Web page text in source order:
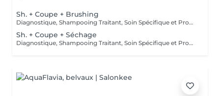
Sh. + Coupe + Brushing
Diagnostique, Shampooing Traitant, Soin Spécifique et Produits Coiffants inclus
Sh. + Coupe + Séchage
Diagnostique, Shampooing Traitant, Soin Spécifique et Produits Coiffants inclus